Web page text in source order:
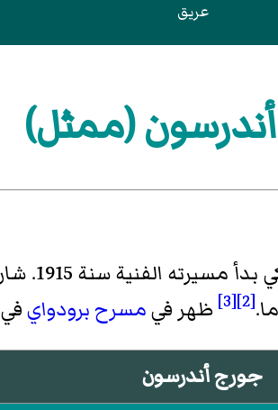
عريق
(ممثل)
الفنية سنة 1915. شارك في قرابة 74 فلما. من أعماله
[2]
[3] ظهر فيمسرح برودواي
جورج أندرسون